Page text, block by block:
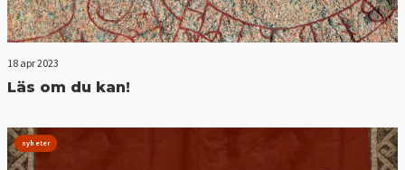
18 apr 2023
Läs om du kan!
nyheter